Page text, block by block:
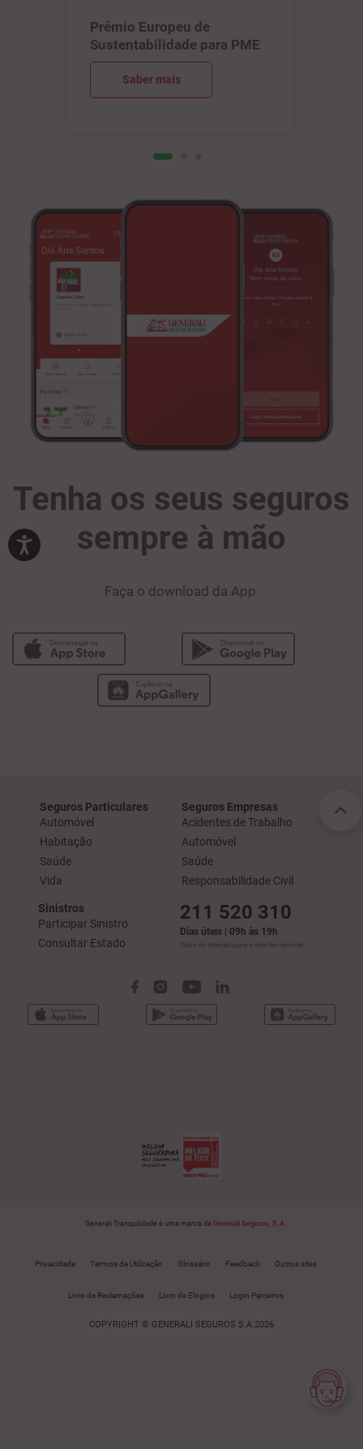
Prémio Europeu de
Sustentabilidade para PME
Saber mais
Tenha os seus seguros
sempre à mão
Faça o download da App
Seguros Particulares
Automóvel
Habitação
Saúde
Vida
Seguros Empresas
Acidentes de Trabalho
Automóvel
Saúde
Responsabilidade Civil
Sinistros
Participar Sinistro
Consultar Estado
211 520 310
Dias úteis | 09h às 19h
Custo de chamada para a rede fixa nacional
Generali Tranquilidade é uma marca da Generali Seguros, S.A.
Privacidade Termos de Utilização Glossário Feedback Outros sites
Livro de Reclamações Livro de Elogios Login Parceiros
COPYRIGHT © GENERALI SEGUROS S.A.2026